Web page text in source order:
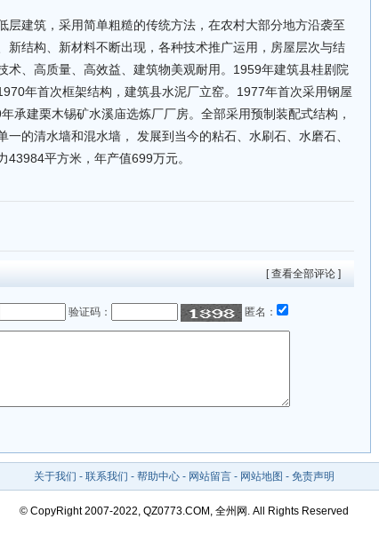
层建筑，采用简单粗糙的传统方法，在农村大部分地方沿袭至
新结构、新材料不断出现，各种技术推广运用，房屋层次与结
术、高质量、高效益、建筑物美观耐用。1959年建筑县桂剧院
年首次框架结构，建筑县水泥厂立窑。1977年首次采用钢屋
承建栗木锡矿水溪庙选炼厂厂房。全部采用预制装配式结构，
的清水墙和混水墙， 发展到当今的粘石、水刷石、水磨石、
平方米，年产值699万元。
[ 查看全部评论 ]
验证码： 匿名：
关于我们 - 联系我们 - 帮助中心 - 网站留言 - 网站地图 - 免责声明
© CopyRight 2007-2022, QZ0773.COM, 全州网. All Rights Reserved